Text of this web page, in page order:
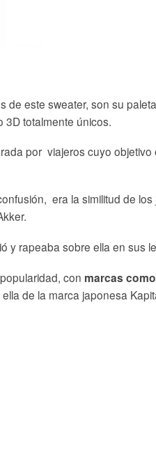
este sweater, son su
3D totalmente únicos.
por viajeros cuyo objetivo
era la similitud de
y rapeaba sobre ella en sus
con marcas como
de la marca japonesa